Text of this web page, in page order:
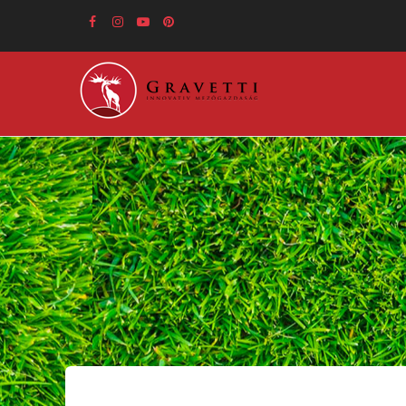
tartalomra